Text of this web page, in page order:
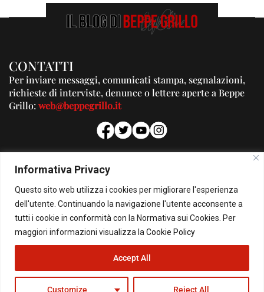
Informativa Privacy
Questo sito web utilizza i cookies per migliorare l'esperienza
dell'utente. Continuando la navigazione l'utente acconsente a
tutti i cookie in conformità con la Normativa sui Cookies. Per
maggiori informazioni visualizza la Cookie Policy
Customize Reject All
Accept All
CONTATTI
Per inviare messaggi, comunicati stampa, segnalazioni,
richieste di interviste, denunce o lettere aperte a Beppe
Grillo:web@beppegrillo.it
PUBBLICITA'
Per la tua pubblicità su questo Blog:
pubblicita@beppegrillo.it
© Copyright 2026 - Il Blog di Beppe Grillo. All Rights Reserved - Powered by
happygrafic.com